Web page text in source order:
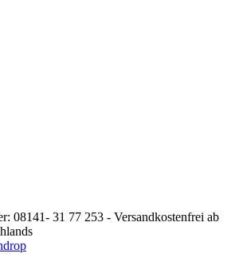
08141- 31 77 253 - Versandkostenfrei ab